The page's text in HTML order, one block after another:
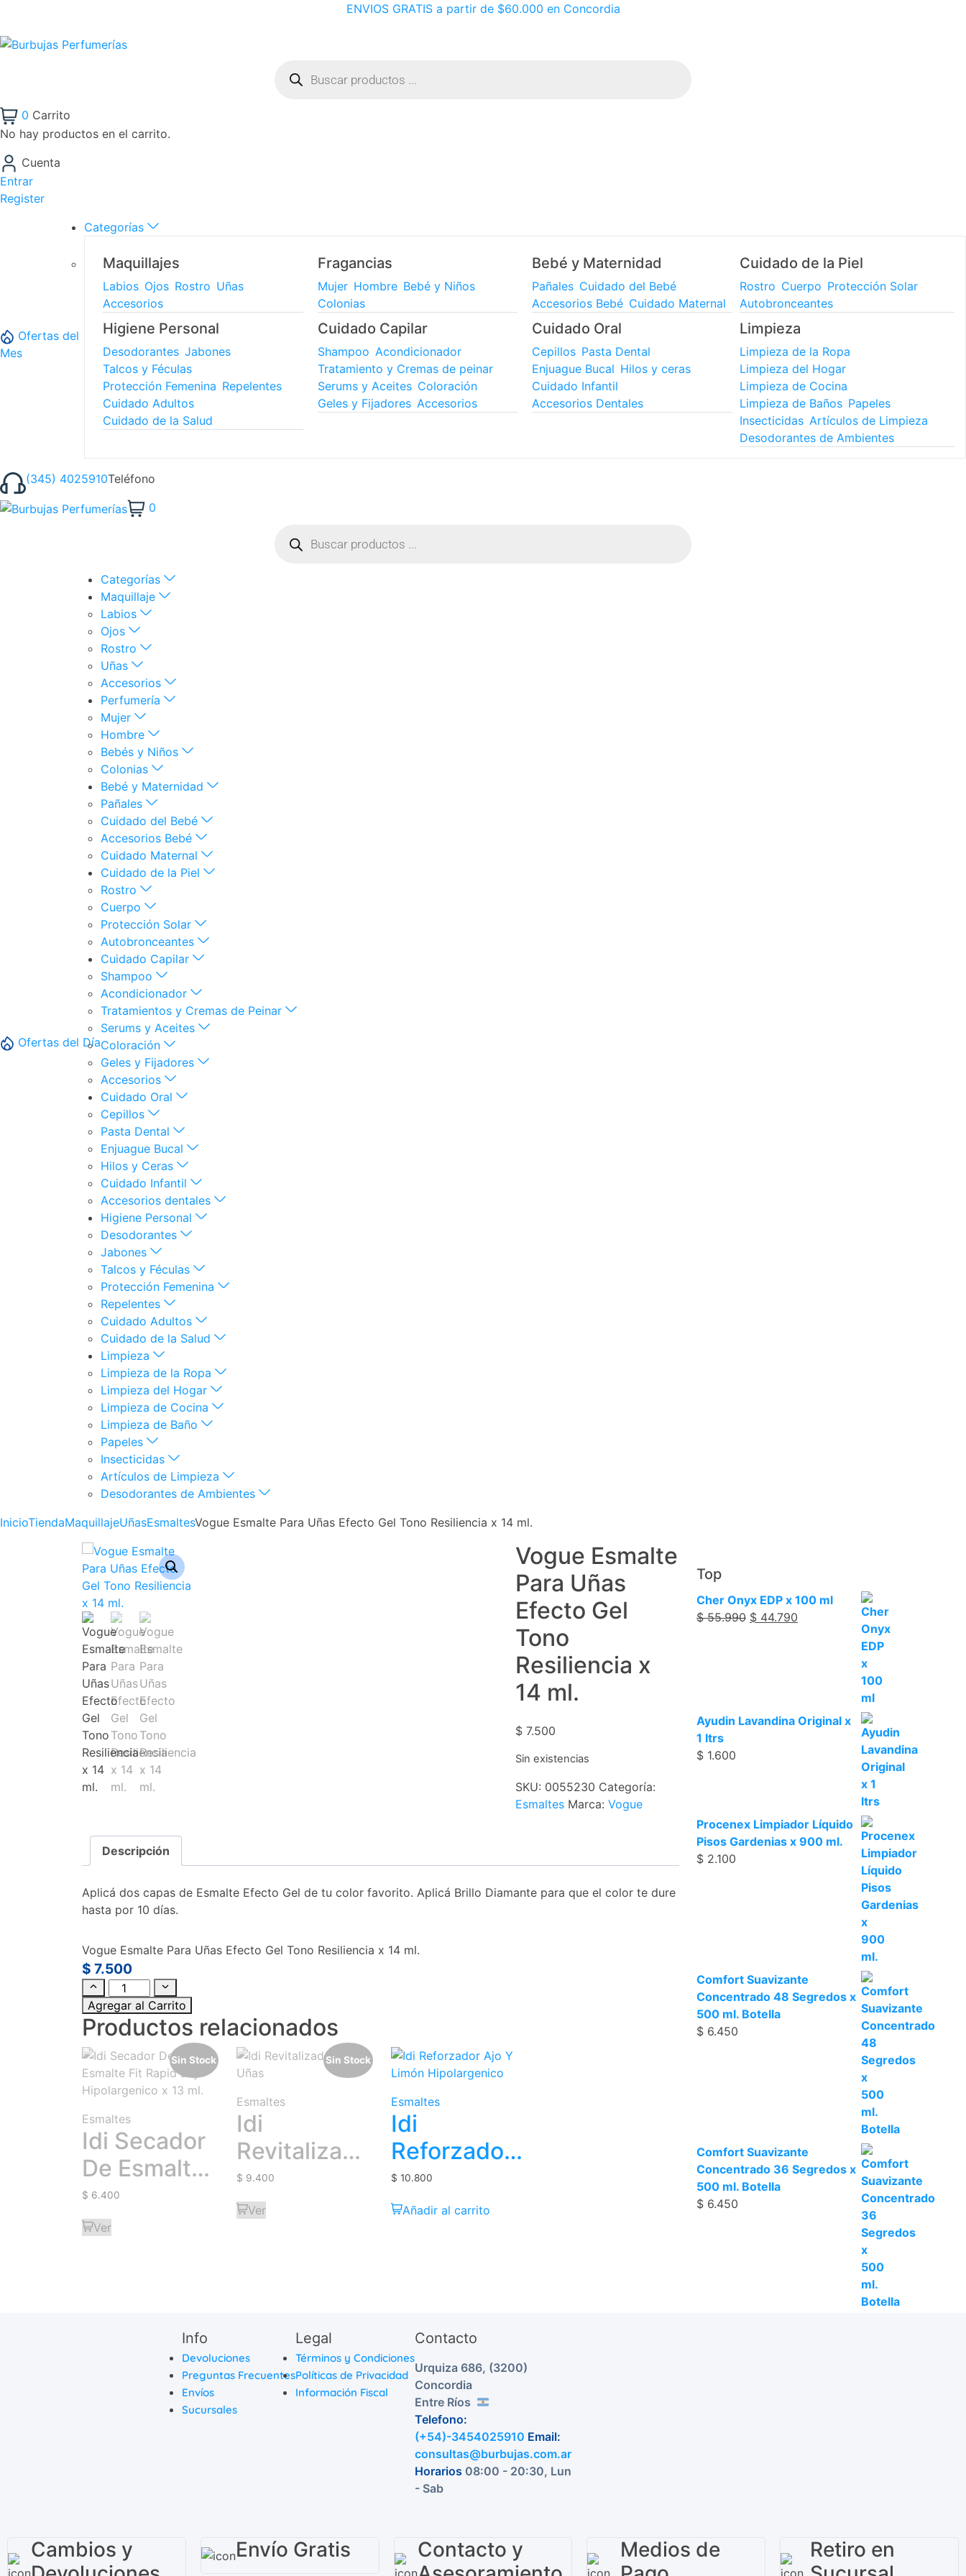
ENVIOS GRATIS a partir de $60.000 en Concordia
0 Carrito
No hay productos en el carrito.
Cuenta
Entrar
Register
Ofertas del
Mes
Categorías
Maquillajes
Labios Ojos Rostro Uñas
Accesorios
Higiene Personal
Desodorantes Jabones
Talcos y Féculas
Protección Femenina Repelentes
Cuidado Adultos
Cuidado de la Salud
Fragancias
Mujer Hombre Bebé y Niños
Colonias
Cuidado Capilar
Shampoo Acondicionador
Tratamiento y Cremas de peinar
Serums y Aceites Coloración
Geles y Fijadores Accesorios
Bebé y Maternidad
Pañales Cuidado del Bebé
Accesorios Bebé Cuidado Maternal
Cuidado Oral
Cepillos Pasta Dental
Enjuague Bucal Hilos y ceras
Cuidado Infantil
Accesorios Dentales
Cuidado de la Piel
Rostro Cuerpo Protección Solar
Autobronceantes
Limpieza
Limpieza de la Ropa
Limpieza del Hogar
Limpieza de Cocina
Limpieza de Baños Papeles
Insecticidas Artículos de Limpieza
Desodorantes de Ambientes
(345) 4025910Teléfono
0
Ofertas del Día
Categorías
Maquillaje
Labios
Ojos
Rostro
Uñas
Accesorios
Perfumería
Mujer
Hombre
Bebés y Niños
Colonias
Bebé y Maternidad
Pañales
Cuidado del Bebé
Accesorios Bebé
Cuidado Maternal
Cuidado de la Piel
Rostro
Cuerpo
Protección Solar
Autobronceantes
Cuidado Capilar
Shampoo
Acondicionador
Tratamientos y Cremas de Peinar
Serums y Aceites
Coloración
Geles y Fijadores
Accesorios
Cuidado Oral
Cepillos
Pasta Dental
Enjuague Bucal
Hilos y Ceras
Cuidado Infantil
Accesorios dentales
Higiene Personal
Desodorantes
Jabones
Talcos y Féculas
Protección Femenina
Repelentes
Cuidado Adultos
Cuidado de la Salud
Limpieza
Limpieza de la Ropa
Limpieza del Hogar
Limpieza de Cocina
Limpieza de Baño
Papeles
Insecticidas
Artículos de Limpieza
Desodorantes de Ambientes
InicioTiendaMaquillajeUñasEsmaltesVogue Esmalte Para Uñas Efecto Gel Tono Resiliencia x 14 ml.
Vogue Esmalte
Para Uñas
Efecto Gel
Tono
Resiliencia x
14 ml.
$ 7.500
Sin existencias
SKU: 0055230 Categoría:
Esmaltes Marca:Vogue
Descripción
Aplicá dos capas de Esmalte Efecto Gel de tu color favorito. Aplicá Brillo Diamante para que el color te dure
hasta por 10 días.
Vogue Esmalte Para Uñas Efecto Gel Tono Resiliencia x 14 ml.
$ 7.500
Agregar al Carrito
Productos relacionados
Sin Stock
Esmaltes
Idi Secador
De Esmalte
Fit Rapid
Dry
$ 6.400
Ver
Sin Stock
Esmaltes
Idi
Revitalizador
Para Uñas
$ 9.400
Ver
Esmaltes
Idi
Reforzador
Ajo Y Limón
Hipolargenico
$ 10.800
Añadir al carrito
Top
Cher Onyx EDP x 100 ml
$55.990 $ 44.790
Ayudin Lavandina Original x
1 ltrs
$ 1.600
Procenex Limpiador Líquido
Pisos Gardenias x 900 ml.
$ 2.100
Comfort Suavizante
Concentrado 48 Segredos x
500 ml. Botella
$ 6.450
Comfort Suavizante
Concentrado 36 Segredos x
500 ml. Botella
$ 6.450
Info
Devoluciones
Preguntas Frecuentes
Envíos
Sucursales
Legal
Términos y Condiciones
Políticas de Privacidad
Información Fiscal
Contacto
Urquiza 686, (3200)
Concordia
Entre Ríos
Telefono:
(+54)-3454025910 Email:
consultas@burbujas.com.ar
Horarios 08:00 - 20:30, Lun
- Sab
Cambios y
Envío Gratis
Contacto y
Medios de
Retiro en